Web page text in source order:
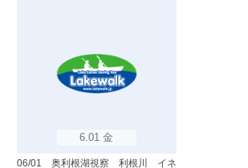
6.01 金
06/01 奥利根湖視察 利根川 イネ